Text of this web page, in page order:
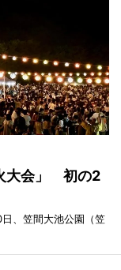
大会」 初の2
、笠間大池公園（笠